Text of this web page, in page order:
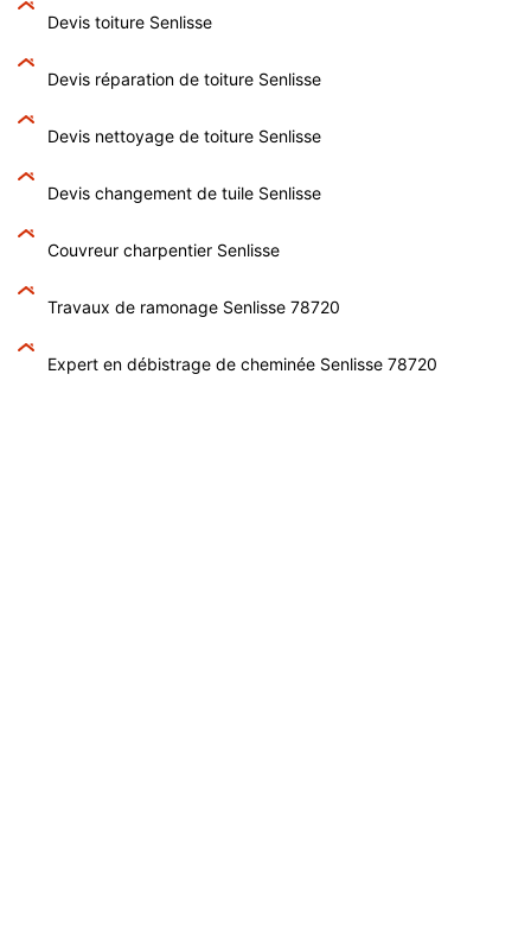
Devis toiture Senlisse
Devis réparation de toiture Senlisse
Devis nettoyage de toiture Senlisse
Devis changement de tuile Senlisse
Couvreur charpentier Senlisse
Travaux de ramonage Senlisse 78720
Expert en débistrage de cheminée Senlisse 78720